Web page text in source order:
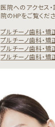
医院へのアクセス
院のHPをご覧くださ
プルチーノ歯科・
プルチーノ歯科・
プルチーノ歯科・
プルチーノ歯科・